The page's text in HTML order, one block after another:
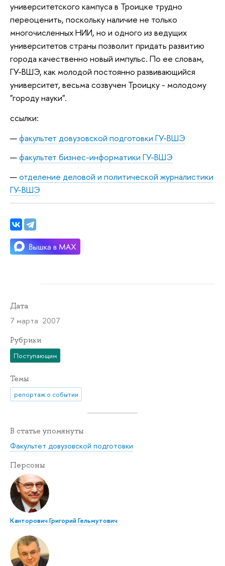
университетского кампуса в Троицке трудно
переоценить, поскольку наличие не только
многочисленных НИИ, но и одного из ведущих
университетов страны позволит придать развитию
города качественно новый импульс. По ее словам,
ГУ-ВШЭ, как молодой постоянно развивающийся
университет, весьма созвучен Троицку - молодому
"городу науки".
ссылки:
факультет довузовской подготовки ГУ-ВШЭ
факультет бизнес-информатики ГУ-ВШЭ
отделение деловой и политической журналистики
ГУ-ВШЭ
Дата
7 марта 2007
Рубрики
Поступающим
Темы
репортаж о событии
В статье упомянуты
Факультет довузовской подготовки
Персоны
Канторович Григорий Гельмутович